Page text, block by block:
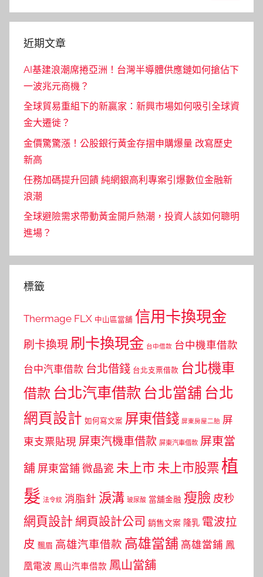
近期文章
AI基建浪潮席捲亞洲！台灣半導體供應鏈如何搶佔下
一波兆元商機？
全球貿易重組下的新贏家：新興市場如何吸引全球資
金大遷徙？
金價驚驚漲！公股銀行黃金存摺申購爆量 改寫歷史
新高
任務加碼提升回饋 純網銀高利專案引爆數位金融新
浪潮
全球避險需求帶動黃金開戶熱潮，投資人該如何聰明
進場？
標籤
Thermage FLX 中山區當舖 信用卡換現金
刷卡換現 刷卡換現金 台中借款 台中機車借款
台中汽車借款 台北借錢 台北支票借款 台北機車
借款 台北汽車借款 台北當舖 台北
網頁設計 如何寫文案 屏東借錢 屏東房屋二胎 屏
東支票貼現 屏東汽機車借款 屏東汽車借款 屏東當
舖 屏東當鋪 微晶瓷 未上市 未上市股票植
髮 法令紋 消脂針 淚溝 玻尿酸 當舖金融 瘦臉 皮秒
網頁設計 網頁設計公司 銷售文案 隆乳 電波拉
皮 飄眉 高雄汽車借款 高雄當舖 高雄當鋪 鳳
凰電波 鳳山汽車借款 鳳山當舖